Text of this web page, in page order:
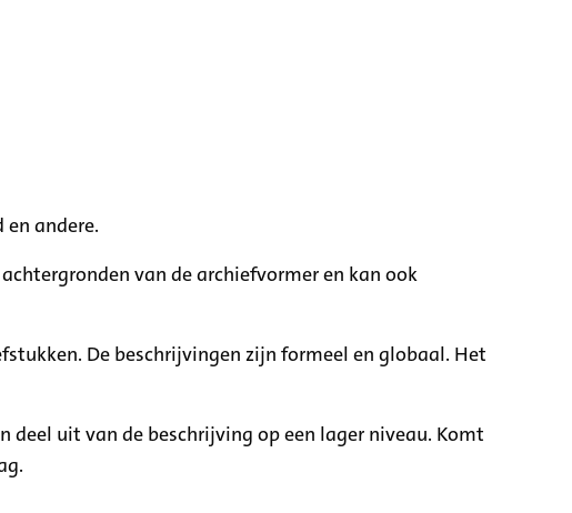
andere.
van de archiefvormer en kan ook
De beschrijvingen zijn formeel en globaal. Het
uit van de beschrijving op een lager niveau. Komt